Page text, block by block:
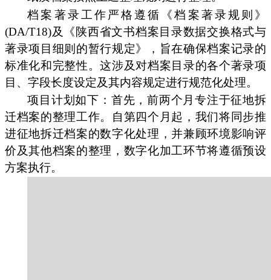
档案著录工作严格遵循《档案著录规则》
(DA/T18)及《陕西省文书档案目录数据交换格式与
著录项目细则的暂行规定》，旨在确保档案记录的
标准化和完整性。这涉及对档案目录的各个著录项
目、字段长度设定及其内容规定进行规范化处理。
项目计划如下：首先，前两个月专注于征地拆
迁档案的整理工作。自第四个月起，我们将同步推
进征地拆迁档案的数字化处理，并兼顾环境影响评
价及其他档案的整理，数字化加工环节将遵循预设
方案执行。